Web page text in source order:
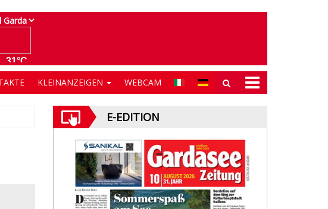
KLEINANZEIGEN WEBCAM
E-EDITION